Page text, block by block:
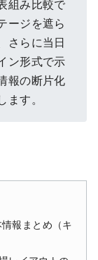
組み比較で
ージを遮ら
さらに当日
ン形式で示
報の断片化
す。
報まとめ（キ